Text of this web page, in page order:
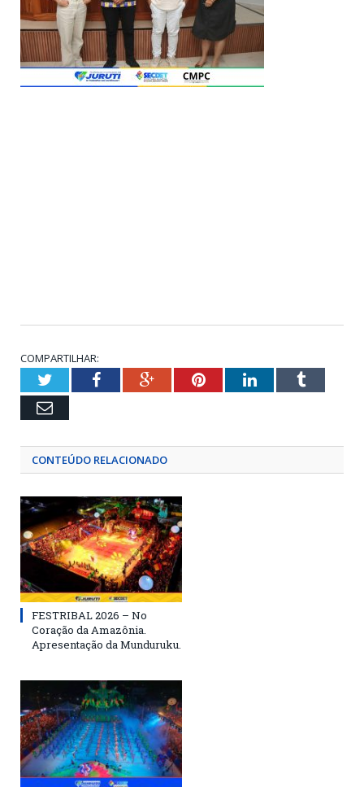
COMPARTILHAR:
TwitterFacebookGoogle+PinterestLinkedInTumblr
Email
CONTEÚDO RELACIONADO
FESTRIBAL 2026 – No
Coração da Amazônia.
Apresentação da Munduruku.